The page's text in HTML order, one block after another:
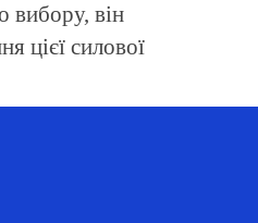
вибору, він
цієї силової